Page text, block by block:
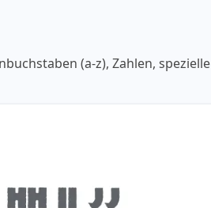
(a-z), Zahlen, spezielle